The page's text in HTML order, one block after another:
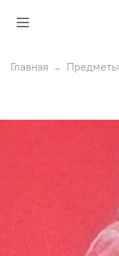
Главная Предметы